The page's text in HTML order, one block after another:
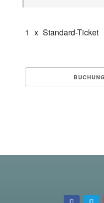
1 x Standard-Ticket